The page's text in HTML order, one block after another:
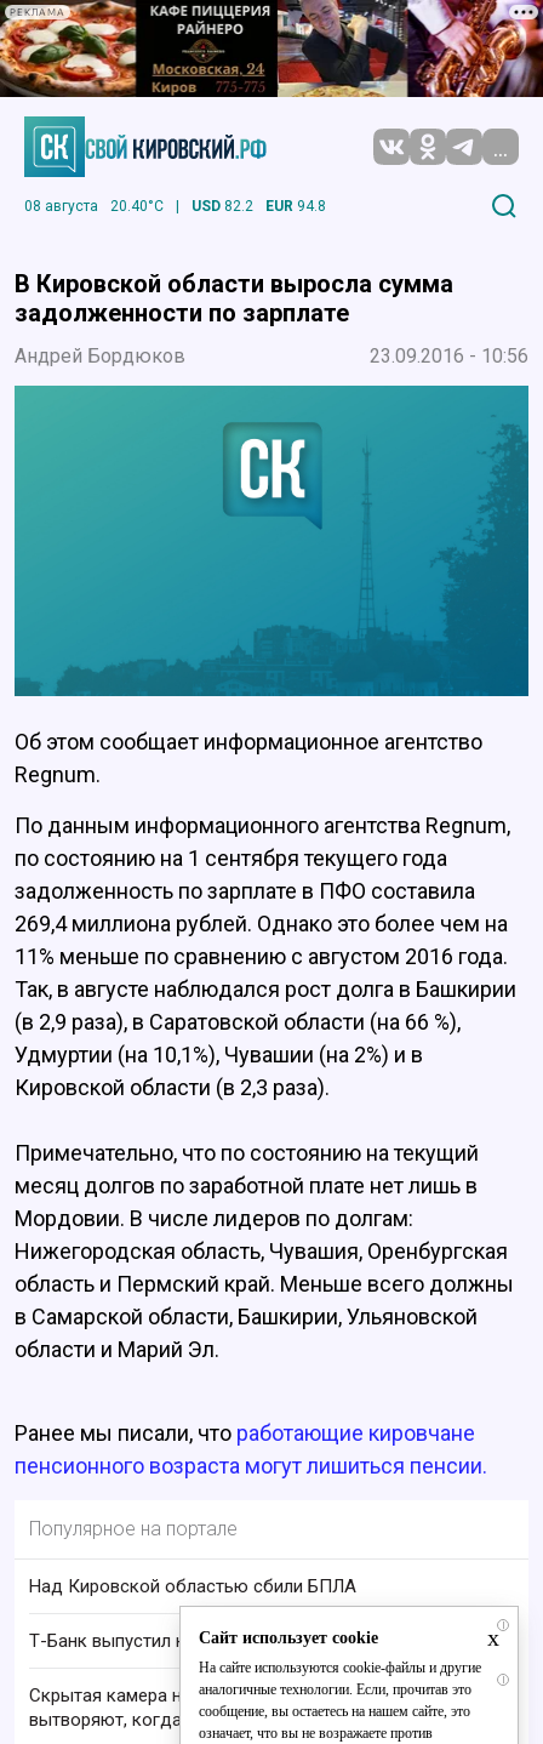
РЕКЛАМА
...
08 августа 20.40°C | USD 82.2 EUR 94.8
В Кировской области выросла сумма
задолженности по зарплате
Андрей Бордюков 23.09.2016 - 10:56
Об этом сообщает информационное агентство
Regnum.
По данным информационного агентства Regnum,
по состоянию на 1 сентября текущего года
задолженность по зарплате в ПФО составила
269,4 миллиона рублей. Однако это более чем на
11% меньше по сравнению с августом 2016 года.
Так, в августе наблюдался рост долга в Башкирии
(в 2,9 раза), в Саратовской области (на 66 %),
Удмуртии (на 10,1%), Чувашии (на 2%) и в
Кировской области (в 2,3 раза).
Примечательно, что по состоянию на текущий
месяц долгов по заработной плате нет лишь в
Мордовии. В числе лидеров по долгам:
Нижегородская область, Чувашия, Оренбургская
область и Пермский край. Меньше всего должны
в Самарской области, Башкирии, Ульяновской
области и Марий Эл.
Ранее мы писали, что работающие кировчане
пенсионного возраста могут лишиться пенсии.
Популярное на портале
Над Кировской областью сбили БПЛА
i
Т-Банк выпустил карты с запахом!
i
Скрытая камера на пляже Крыма: Что люди
вытворяют, когда их не видят...
x
Сайт использует cookie
На сайте используются cookie-файлы и другие
аналогичные технологии. Если, прочитав это
сообщение, вы остаетесь на нашем сайте, это
означает, что вы не возражаете против